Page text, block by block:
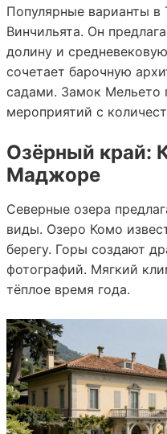
Популярные варианты в
Винчильята. Он
долину и
сочетает барочную
садами. Замок Мельето
мероприятий с
Озёрный край:
Маджоре
Северные озера
виды. Озеро Комо
берегу. Горы создают
фотографий. Мягкий
тёплое время года.